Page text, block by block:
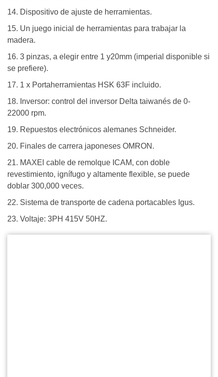
14. Dispositivo de ajuste de herramientas.
15. Un juego inicial de herramientas para trabajar la
madera.
16. 3 pinzas, a elegir entre 1 y20mm (imperial disponible si
se prefiere).
17. 1 x Portaherramientas HSK 63F incluido.
18. Inversor: control del inversor Delta taiwanés de 0-
22000 rpm.
19. Repuestos electrónicos alemanes Schneider.
20. Finales de carrera japoneses OMRON.
21. MAXEl cable de remolque ICAM, con doble
revestimiento, ignífugo y altamente flexible, se puede
doblar 300,000 veces.
22. Sistema de transporte de cadena portacables Igus.
23. Voltaje: 3PH 415V 50HZ.